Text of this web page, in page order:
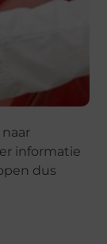
informatie
dus